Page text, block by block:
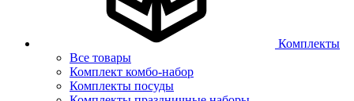
Комплекты
Все товары
Комплект комбо-набор
Комплекты посуды